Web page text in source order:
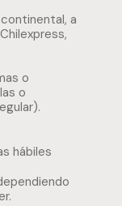
a
o
o
hábiles